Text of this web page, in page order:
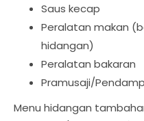
Saus kecap
Peralatan makan
hidangan)
Peralatan bakaran
Pramusaji/
Menu hidangan